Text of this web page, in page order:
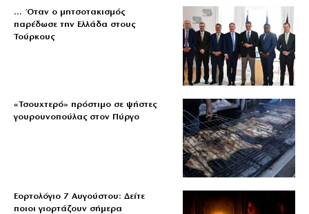
… Όταν ο μητσοτακισμός
παρέδωσε την Ελλάδα στους
Τούρκους
«Τσουχτερό» πρόστιμο σε ψήστες
γουρουνοπούλας στον Πύργο
Εορτολόγιο 7 Αυγούστου: Δείτε
ποιοι γιορτάζουν σήμερα